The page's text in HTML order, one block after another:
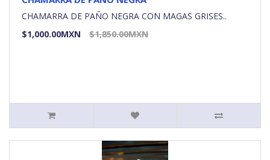
CHAMARRA DE PAÑO NEGRA CON MAGAS GRISES..
$1,000.00MXN
$1,850.00MXN